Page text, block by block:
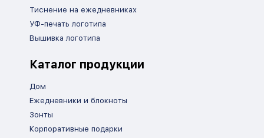
Тиснение на ежедневниках
УФ-печать логотипа
Вышивка логотипа
Каталог продукции
Дом
Ежедневники и блокноты
Зонты
Корпоративные подарки